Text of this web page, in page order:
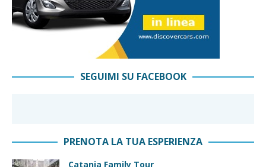
SEGUIMI SU FACEBOOK
PRENOTA LA TUA ESPERIENZA
Catania Family Tour